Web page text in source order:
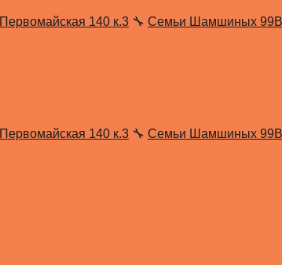
Первомайская 140 к.3 🔧 Семьи Шамшиных 99В
Первомайская 140 к.3 🔧 Семьи Шамшиных 99В